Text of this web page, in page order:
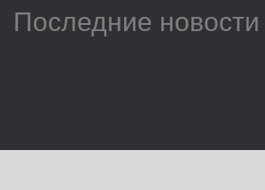
Последние новости